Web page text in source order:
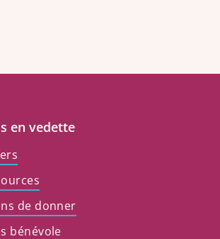
en vedette
de donner
bénévole